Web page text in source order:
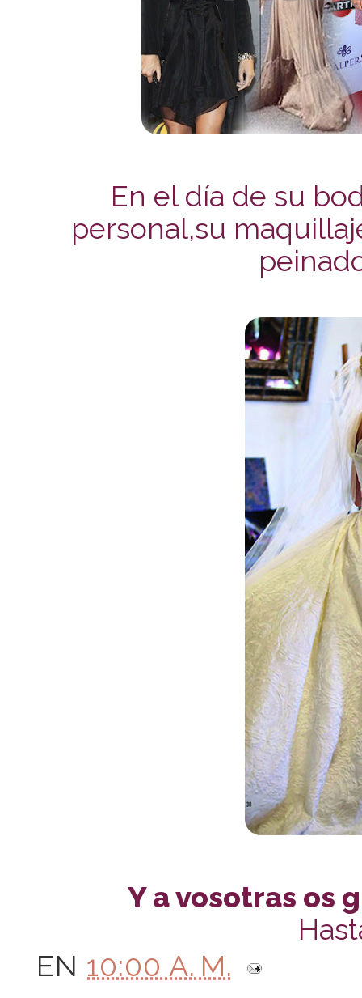
En el día de su
personal,su
Y a vosotras os
EN 10:00 A. M.